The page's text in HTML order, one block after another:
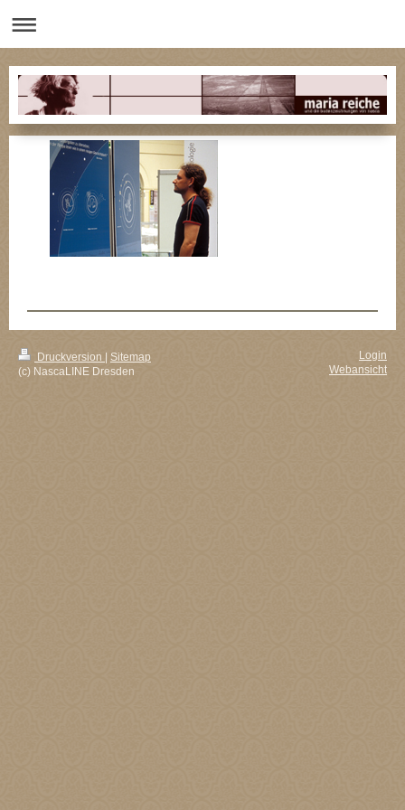
Druckversion | Sitemap
(c) NascaLINE Dresden
Login
Webansicht